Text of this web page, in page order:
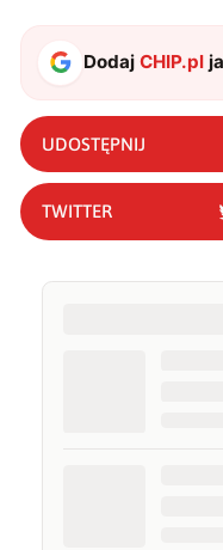
DodajCHIP.pl
UDOSTĘPNIJ
TWITTER